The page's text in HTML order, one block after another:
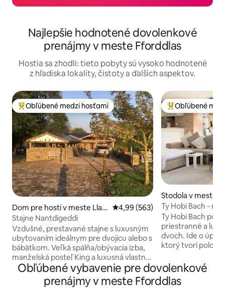
Najlepšie hodnotené dovolenkové
prenájmy v meste Fforddlas
Hostia sa zhodli: tieto pobyty sú vysoko hodnotené
z hľadiska lokality, čistoty a ďalších aspektov.
Najobľúbenejšie medzi hosťami
Obľúbené medzi hosťami
Dom pre hostí v meste Llani
gon
Priemerné ohodnotenie 4,99 z
4,99 (563)
Stajne Nantdigeddi
Vzdušné, prestavané stajne s luxusným
ubytovaním ideálnym pre dvojicu alebo s
bábätkom. Veľká spálňa/obývacia izba,
manželská posteľ King a luxusná vlastná
kúpeľňa, uteráky a toaletné potreby.
Vonku je pohodlný krytý priestor na
posedenie, priestor na varenie s
Najobľúbenejšie
Obľúbené
Stodola v meste
Ty Hobi Bach -
Ty Hobi Bach
priestranné a
dvoch. Ide o
ktorý tvorí
objekt z 18.
na úpätí
základným
Obľúbené vybavenie pre dovolenkové
prenájmy v meste Fforddlas